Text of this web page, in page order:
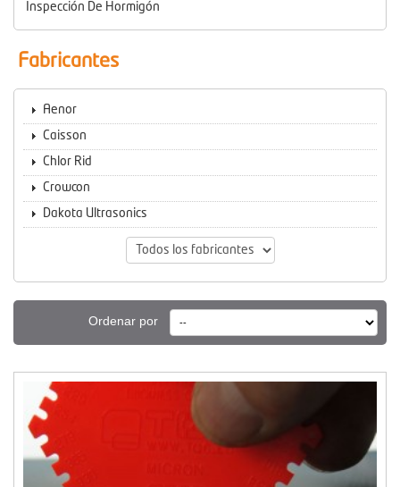
Inspección De Hormigón
Fabricantes
Aenor
Caisson
Chlor Rid
Crowcon
Dakota Ultrasonics
Ordenar por